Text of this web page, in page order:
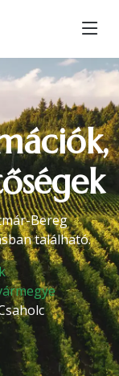
Bereg
található.